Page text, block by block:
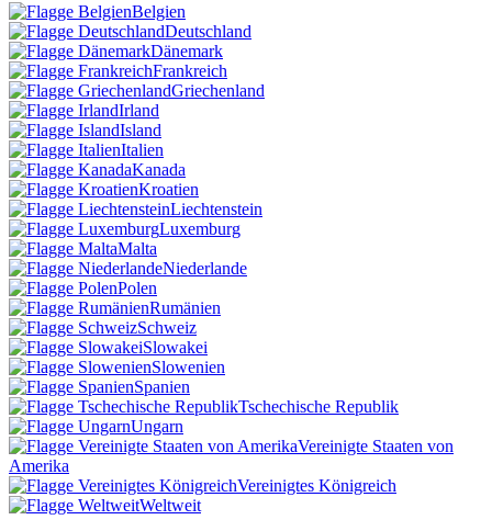
Belgien
Deutschland
Dänemark
Frankreich
Griechenland
Irland
Island
Italien
Kanada
Kroatien
Liechtenstein
Luxemburg
Malta
Niederlande
Polen
Rumänien
Schweiz
Slowakei
Slowenien
Spanien
Tschechische Republik
Ungarn
Vereinigte Staaten von
Amerika
Vereinigtes Königreich
Weltweit